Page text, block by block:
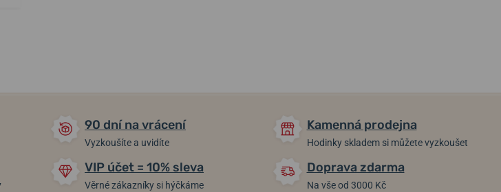
90 dní na vrácení
Vyzkoušíte a uvidíte
Kamenná prodejna
Hodinky skladem si můžete vyzkoušet
VIP účet = 10% sleva
Věrné zákazníky si hýčkáme
Doprava zdarma
Na vše od 3000 Kč